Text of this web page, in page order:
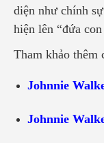
diện như chính
hiện lên “đứa
Tham khảo thêm
Johnnie
Johnnie